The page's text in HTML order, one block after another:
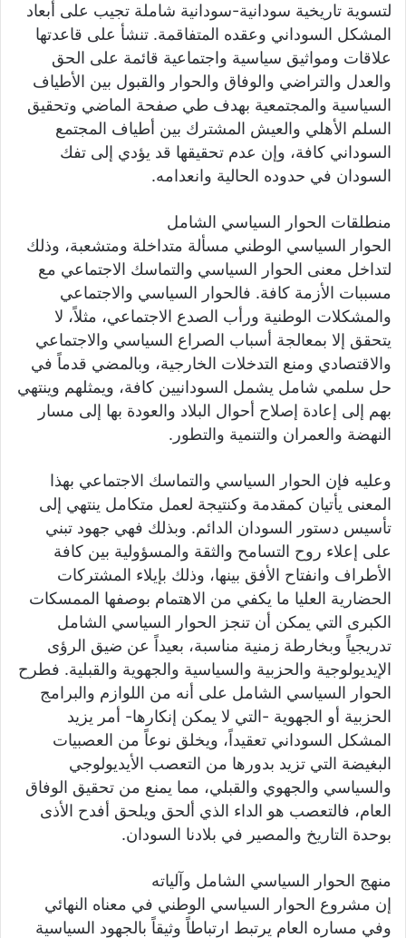
لتسوية تاريخية سودانية-سودانية شاملة تجيب على أبعاد
المشكل السوداني وعقده المتفاقمة. تنشأ على قاعدتها
علاقات ومواثيق سياسية واجتماعية قائمة على الحق
والعدل والتراضي والوفاق والحوار والقبول بين الأطياف
السياسية والمجتمعية بهدف طي صفحة الماضي وتحقيق
السلم الأهلي والعيش المشترك بين أطياف المجتمع
السوداني كافة، وإن عدم تحقيقها قد يؤدي إلى تفك
السودان في حدوده الحالية وانعدامه.
منطلقات الحوار السياسي الشامل
الحوار السياسي الوطني مسألة متداخلة ومتشعبة، وذلك
لتداخل معنى الحوار السياسي والتماسك الاجتماعي مع
مسببات الأزمة كافة. فالحوار السياسي والاجتماعي
والمشكلات الوطنية ورأب الصدع الاجتماعي، مثلاً، لا
يتحقق إلا بمعالجة أسباب الصراع السياسي والاجتماعي
والاقتصادي ومنع التدخلات الخارجية، وبالمضي قدماً في
حل سلمي شامل يشمل السودانيين كافة، ويمثلهم وينتهي
بهم إلى إعادة إصلاح أحوال البلاد والعودة بها إلى مسار
النهضة والعمران والتنمية والتطور.
وعليه فإن الحوار السياسي والتماسك الاجتماعي بهذا
المعنى يأتيان كمقدمة وكنتيجة لعمل متكامل ينتهي إلى
تأسيس دستور السودان الدائم. وبذلك فهي جهود تبني
على إعلاء روح التسامح والثقة والمسؤولية بين كافة
الأطراف وانفتاح الأفق بينها، وذلك بإيلاء المشتركات
الحضارية العليا ما يكفي من الاهتمام بوصفها الممسكات
الكبرى التي يمكن أن تنجز الحوار السياسي الشامل
تدريجياً وبخارطة زمنية مناسبة، بعيداً عن ضيق الرؤى
الإيديولوجية والحزبية والسياسية والجهوية والقبلية. فطرح
الحوار السياسي الشامل على أنه من اللوازم والبرامج
الحزبية أو الجهوية -التي لا يمكن إنكارها- أمر يزيد
المشكل السوداني تعقيداً، ويخلق نوعاً من العصبيات
البغيضة التي تزيد بدورها من التعصب الأيديولوجي
والسياسي والجهوي والقبلي، مما يمنع من تحقيق الوفاق
العام، فالتعصب هو الداء الذي ألحق ويلحق أفدح الأذى
بوحدة التاريخ والمصير في بلادنا السودان.
منهج الحوار السياسي الشامل وآلياته
إن مشروع الحوار السياسي الوطني في معناه النهائي
وفي مساره العام يرتبط ارتباطاً وثيقاً بالجهود السياسية